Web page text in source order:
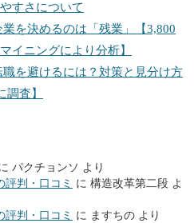
すさについて
を決めるのは「残業」【3,800
イニングにより分析】
を避けるには？対策と見分け方
調査】
パクチョンソ より
評判・口コミ に 構造改革第二段 よ
評判・口コミ に ますちの より